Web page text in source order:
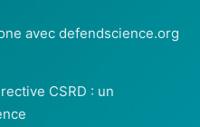
avec defendscience.org
CSRD : un